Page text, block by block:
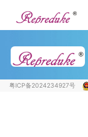
箱：your@mail.com
粤ICP备2024234927号